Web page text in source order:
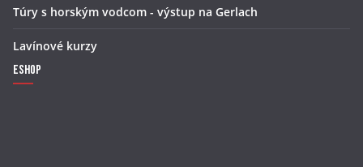
Túry s horským vodcom - výstup na Gerlach
Lavínové kurzy
Eshop